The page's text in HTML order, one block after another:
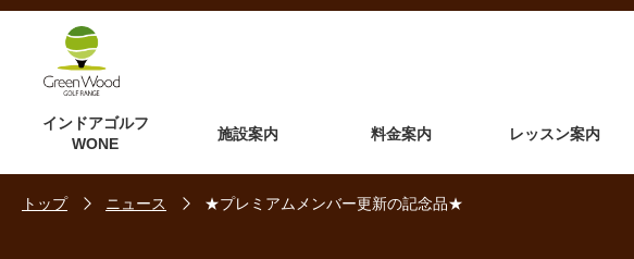
インドアゴルフ
WONE
施設案内 料金案内 レッスン案内
トップ ニュース ★プレミアムメンバー更新の記念品★